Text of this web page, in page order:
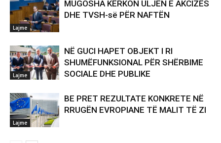
Lajme
MUGOSHA KËRKON ULJEN E AKCIZËS
DHE TVSH-së PËR NAFTËN
Lajme
NË GUCI HAPET OBJEKT I RI
SHUMËFUNKSIONAL PËR SHËRBIME
SOCIALE DHE PUBLIKE
Lajme
BE PRET REZULTATE KONKRETE NË
RRUGËN EVROPIANE TË MALIT TË ZI